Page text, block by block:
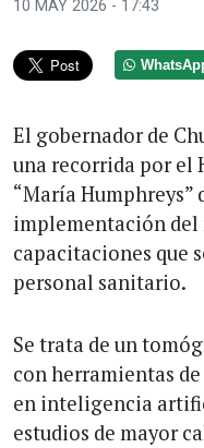
10 MAY 2026 - 17:43
El gobernador de
una recorrida por el
“María Humphreys”
implementación del
capacitaciones que
personal sanitario.
Se trata de un
con herramientas
en inteligencia
estudios de mayor